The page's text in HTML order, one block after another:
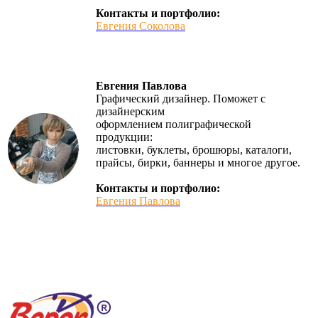
Контакты и портфолио:
Евгения Соколова
Евгения Павлова
Графический дизайнер. Поможет с
дизайнерским
оформлением полиграфической
продукции:
листовки, буклеты, брошюры, каталоги,
прайсы, бирки, баннеры и многое другое.
Контакты и портфолио:
Евгения Павлова